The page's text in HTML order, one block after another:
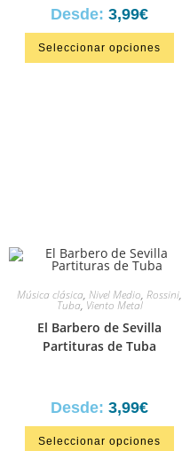
Desde: 3,99€
Seleccionar opciones
Música clásica, Nivel Medio, Rossini,
Tuba,Viento Metal
El Barbero de Sevilla
Partituras de Tuba
Desde: 3,99€
Seleccionar opciones